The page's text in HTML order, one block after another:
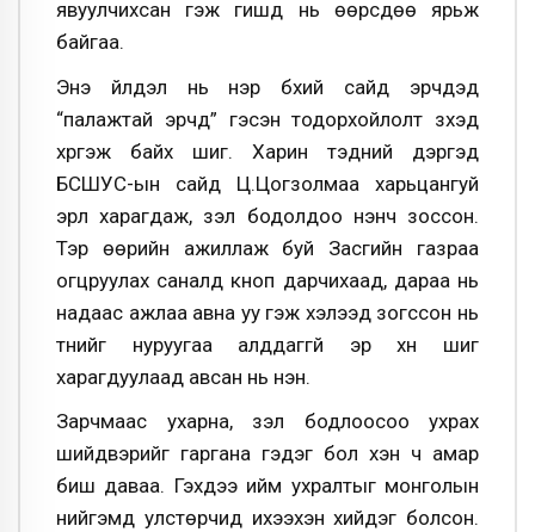
явуулчихсан гэж гишүүд нь өөрсдөө ярьж
байгаа.
Энэ үйлдэл нь нэр бүхий сайд эрчүүдэд
“палажтай эрчүүд” гэсэн тодорхойлолт зүүхэд
хүргэж байх шиг. Харин тэдний дэргэд
БСШУС-ын сайд Ц.Цогзолмаа харьцангуй
эрүүл харагдаж, үзэл бодолдоо үнэнч зоссон.
Тэр өөрийн ажиллаж буй Засгийн газраа
огцруулах саналд кноп дарчихаад, дараа нь
надаас ажлаа авна уу гэж хэлээд зогссон нь
түүнийг нуруугаа алддаггүй эр хүн шиг
харагдуулаад авсан нь үнэн.
Зарчмаас ухарна, үзэл бодлоосоо ухрах
шийдвэрийг гаргана гэдэг бол хэн ч амар
биш даваа. Гэхдээ ийм ухралтыг монголын
нийгэмд улстөрчид ихээхэн хийдэг болсон.